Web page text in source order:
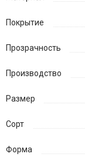
Покрытие
Прозрачность
Производство
Размер
Сорт
Форма